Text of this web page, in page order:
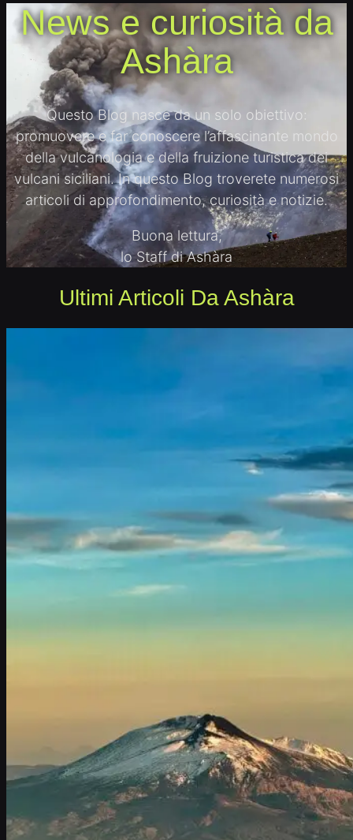
News e curiosità da
Ashàra
Questo Blog nasce da un solo obiettivo:
promuovere e far conoscere l’affascinante mondo
della vulcanologia e della fruizione turistica dei
vulcani siciliani. In questo Blog troverete numerosi
articoli di approfondimento, curiosità e notizie.
Buona lettura,
lo Staff di Ashàra
Ultimi Articoli Da Ashàra